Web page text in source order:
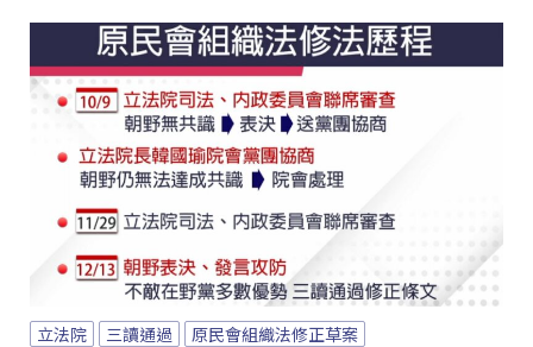
立法院 三讀通過 原民會組織法修正草案